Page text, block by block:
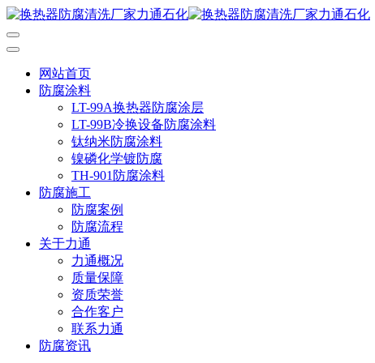
网站首页
防腐涂料
LT-99A换热器防腐涂层
LT-99B冷换设备防腐涂料
钛纳米防腐涂料
镍磷化学镀防腐
TH-901防腐涂料
防腐施工
防腐案例
防腐流程
关于力通
力通概况
质量保障
资质荣誉
合作客户
联系力通
防腐资讯